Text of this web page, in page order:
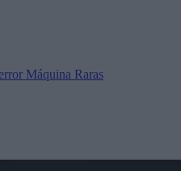
Máquina Raras